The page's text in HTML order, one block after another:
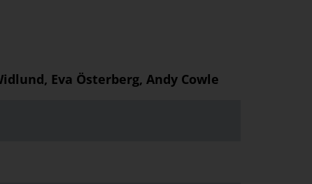
Eva Österberg, Andy Cowle